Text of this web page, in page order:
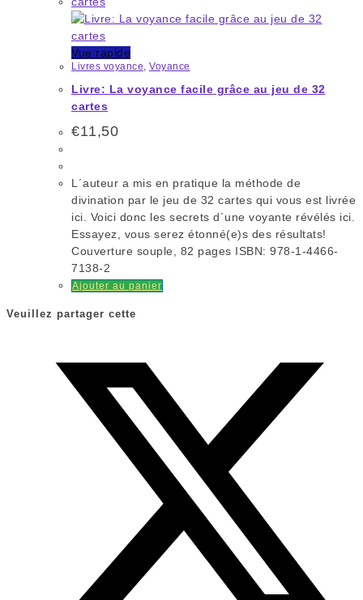
Vue rapide
Livres voyance, Voyance
Livre: La voyance facile grâce au jeu de 32
cartes
€11,50
L´auteur a mis en pratique la méthode de
divination par le jeu de 32 cartes qui vous est livrée
ici. Voici donc les secrets d´une voyante révélés ici.
Essayez, vous serez étonné(e)s des résultats!
Couverture souple, 82 pages ISBN: 978-1-4466-
7138-2
Ajouter au panier
Veuillez partager cette